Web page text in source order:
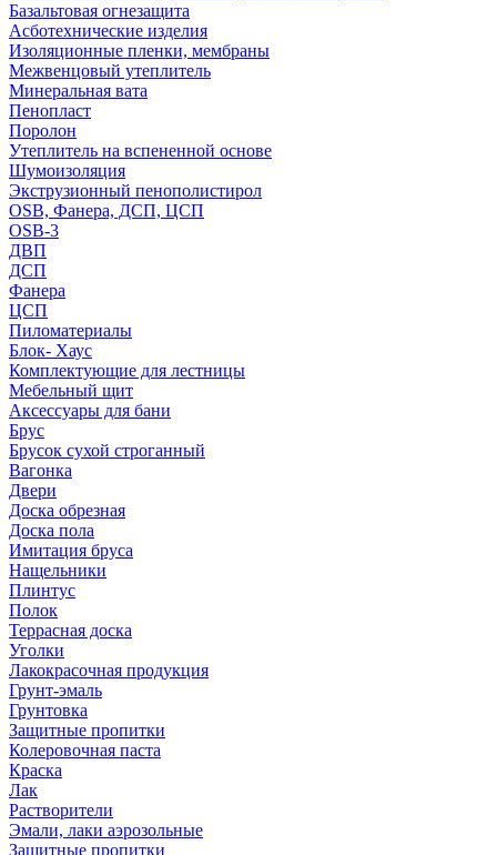
Базальтовая огнезащита
Асботехнические изделия
Изоляционные пленки, мембраны
Межвенцовый утеплитель
Минеральная вата
Пенопласт
Поролон
Утеплитель на вспененной основе
Шумоизоляция
Экструзионный пенополистирол
OSB, Фанера, ДСП, ЦСП
OSB-3
ДВП
ДСП
Фанера
ЦСП
Пиломатериалы
Блок- Хаус
Комплектующие для лестницы
Мебельный щит
Аксессуары для бани
Брус
Брусок сухой строганный
Вагонка
Двери
Доска обрезная
Доска пола
Имитация бруса
Нащельники
Плинтус
Полок
Террасная доска
Уголки
Лакокрасочная продукция
Грунт-эмаль
Грунтовка
Защитные пропитки
Колеровочная паста
Краска
Лак
Растворители
Эмали, лаки аэрозольные
Защитные пропитки